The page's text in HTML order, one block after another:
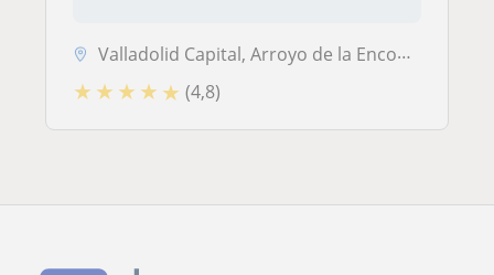
Valladolid Capital, Arroyo de la Encomienda, Zaratán
★ ★ ★ ★ ★ (4,8)